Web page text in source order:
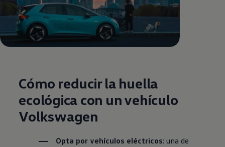
Cómo reducir la huella
ecológica con un vehículo
Volkswagen
Opta por vehículos eléctricos: una de